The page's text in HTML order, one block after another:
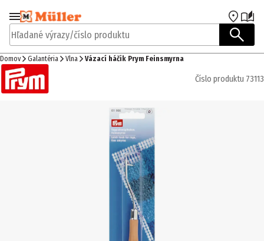
Prejsť na navigáciu
Prejsť na hlavný obsah
Hľadané výrazy/číslo produktu
Domov Galantéria Vlna Vázací háčik Prym Feinsmyrna
Číslo produktu 73113